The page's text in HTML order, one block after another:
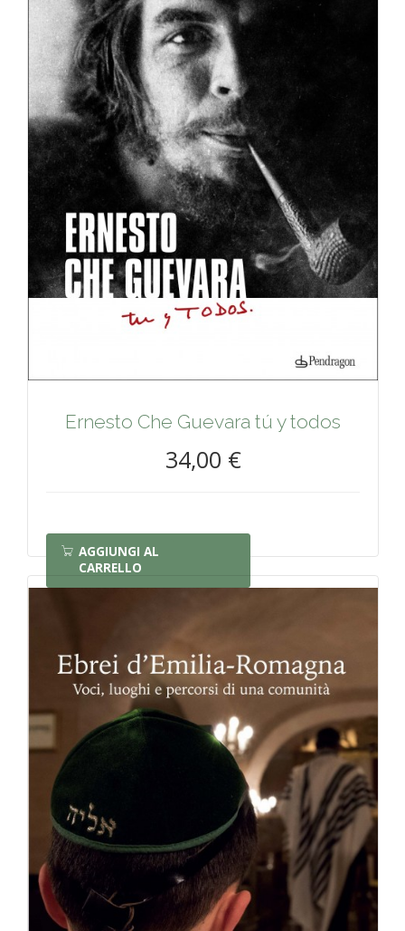
Ernesto Che Guevara tú y todos
34,00 €
AGGIUNGI AL
CARRELLO